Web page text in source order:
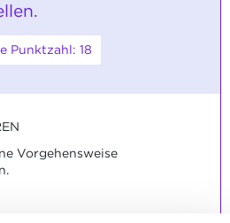
Punktzahl: 18
Vorgehensweise